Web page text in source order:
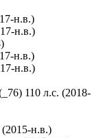
н.в.)
н.в.)
н.в.)
н.в.)
110 л.с. (2018-
н.в.)